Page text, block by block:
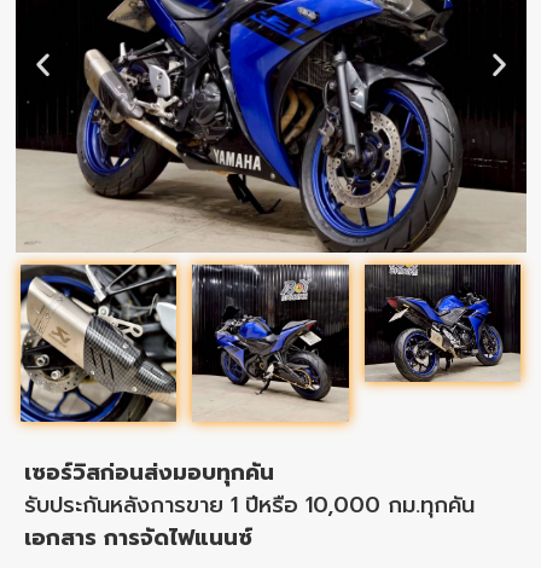
เซอร์วิสก่อนส่งมอบทุกคัน
รับประกันหลังการขาย 1 ปีหรือ 10,000 กม.ทุกคัน
เอกสาร การจัดไฟแนนซ์